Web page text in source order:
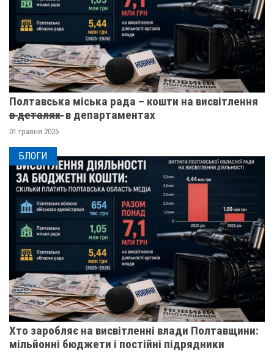
Полтавська міська рада – кошти на висвітлення
в̶ ̶д̶е̶т̶а̶л̶я̶х̶ ̶ в департаментах
01 травня 2026
БЛОГИ
Хто заробляє на висвітленні влади Полтавщини:
мільйонні бюджети і постійні підрядники